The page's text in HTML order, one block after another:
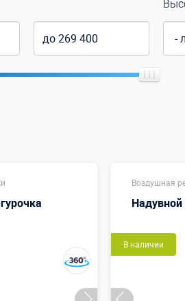
Воздушная
Надувной
В наличии